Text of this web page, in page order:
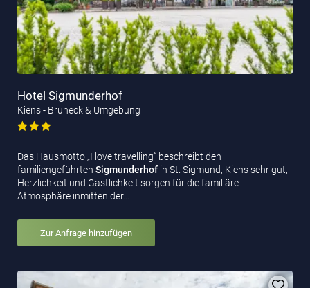
Hotel Sigmunderhof
Kiens - Bruneck & Umgebung
Das Hausmotto „I love travelling“ beschreibt den
familiengeführten Sigmunderhof in St. Sigmund, Kiens sehr gut,
Herzlichkeit und Gastlichkeit sorgen für die familiäre
Atmosphäre inmitten der…
Zur Anfrage hinzufügen